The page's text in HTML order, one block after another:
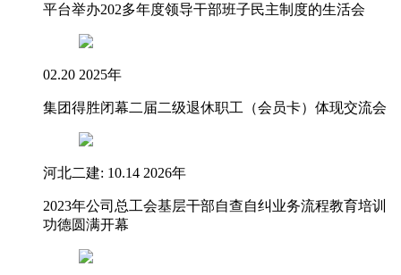
平台举办202多年度领导干部班子民主制度的生活会
02.20 2025年
集团得胜闭幕二届二级退休职工（会员卡）体现交流会
河北二建: 10.14 2026年
2023年公司总工会基层干部自查自纠业务流程教育培训
功德圆满开幕